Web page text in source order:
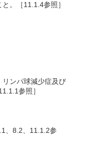
。［11.1.4参照］
ンパ球減少症及び
参照］
、8.2、11.1.2参